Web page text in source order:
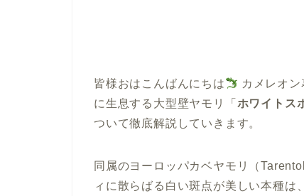
皆様おはこんばんにちは
カメレオ
に生息する大型壁ヤモリ「 ホワイトス
ついて徹底解説していきます。
同属のヨーロッパカベヤモリ（
ィに散らばる白い斑点が美しい本種